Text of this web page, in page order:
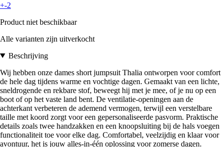
+-2
Product niet beschikbaar
Alle varianten zijn uitverkocht
Beschrijving
Wij hebben onze dames short jumpsuit Thalia ontworpen voor comfort
de hele dag tijdens warme en vochtige dagen. Gemaakt van een lichte,
sneldrogende en rekbare stof, beweegt hij met je mee, of je nu op een
boot of op het vaste land bent. De ventilatie-openingen aan de
achterkant verbeteren de ademend vermogen, terwijl een verstelbare
taille met koord zorgt voor een gepersonaliseerde pasvorm. Praktische
details zoals twee handzakken en een knoopsluiting bij de hals voegen
functionaliteit toe voor elke dag. Comfortabel, veelzijdig en klaar voor
avontuur, het is jouw alles-in-één oplossing voor zomerse dagen.